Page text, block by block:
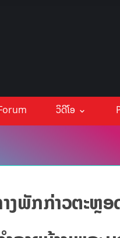
ວິດີໂອ
ງພັກກ່າວຕະຫຼ